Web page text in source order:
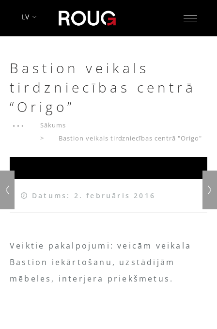
LV
Bastion veikals
tirdzniecības centrā
“Origo”
Sākums
Bastion veikals tirdzniecības centrā "Origo"
Datums: 2. februāris 2016
Veiktie pakalpojumi: veicām veikala
Bastion iekārtošanu, uzstādījām
mēbeles, interjera priekšmetus.